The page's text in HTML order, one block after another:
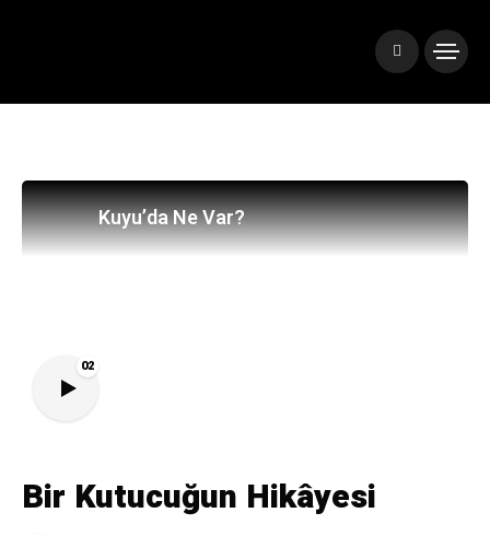
02
Kuyu’da Ne Var?
Bir Kutucuğun Hikâyesi